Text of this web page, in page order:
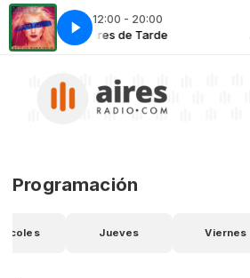
12:00 - 20:00
Aires de Tarde
MISSINGCHILDREN~0
Programación
Jueves Viernes